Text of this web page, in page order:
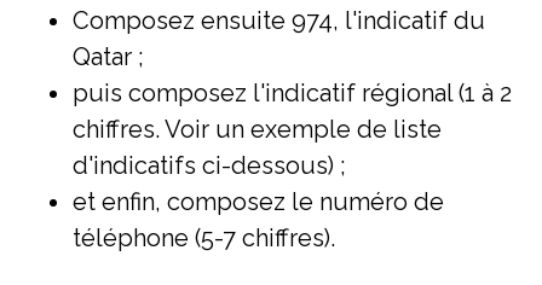
Composez ensuite 974, l'indicatif du
Qatar ;
puis composez l'indicatif régional (1 à 2
chiffres. Voir un exemple de liste
d'indicatifs ci-dessous) ;
et enfin, composez le numéro de
téléphone (5-7 chiffres).